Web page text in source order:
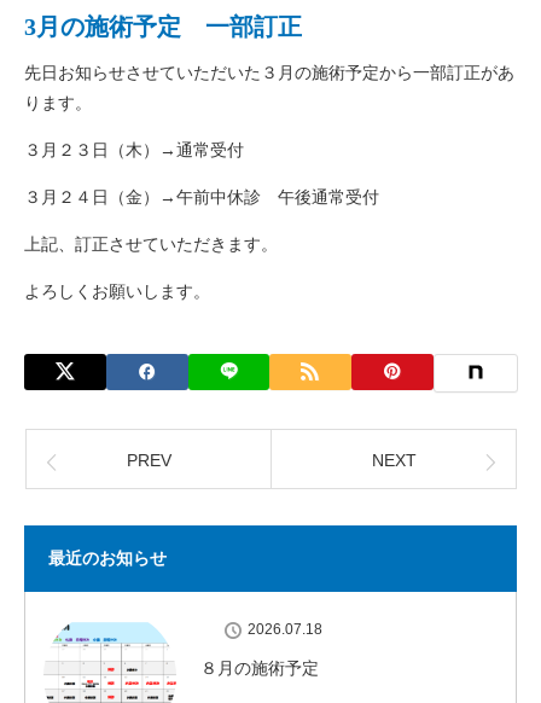
3月の施術予定 一部訂正
先日お知らせさせていただいた３月の施術予定から一部訂正があ
ります。
３月２３日（木）→通常受付
３月２４日（金）→午前中休診 午後通常受付
上記、訂正させていただきます。
よろしくお願いします。
PREV NEXT
最近のお知らせ
2026.07.18
８月の施術予定